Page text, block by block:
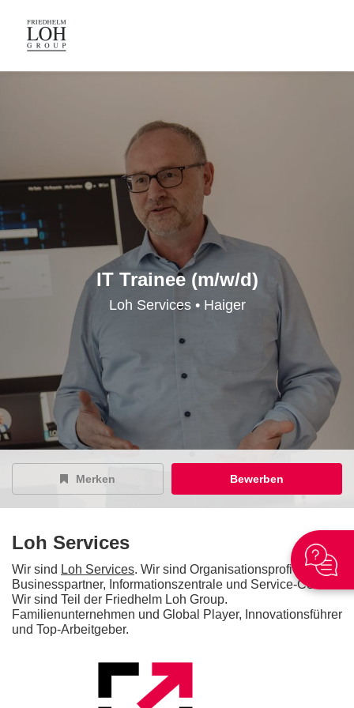
IT Trainee (m/w/d)
Loh Services • Haiger
Merken Bewerben
Loh Services
Wir sind Loh Services. Wir sind Organisationsprofi und
Businesspartner, Informationszentrale und Service-Center.
Wir sind Teil der Friedhelm Loh Group.
Familienunternehmen und Global Player, Innovationsführer
und Top-Arbeitgeber.